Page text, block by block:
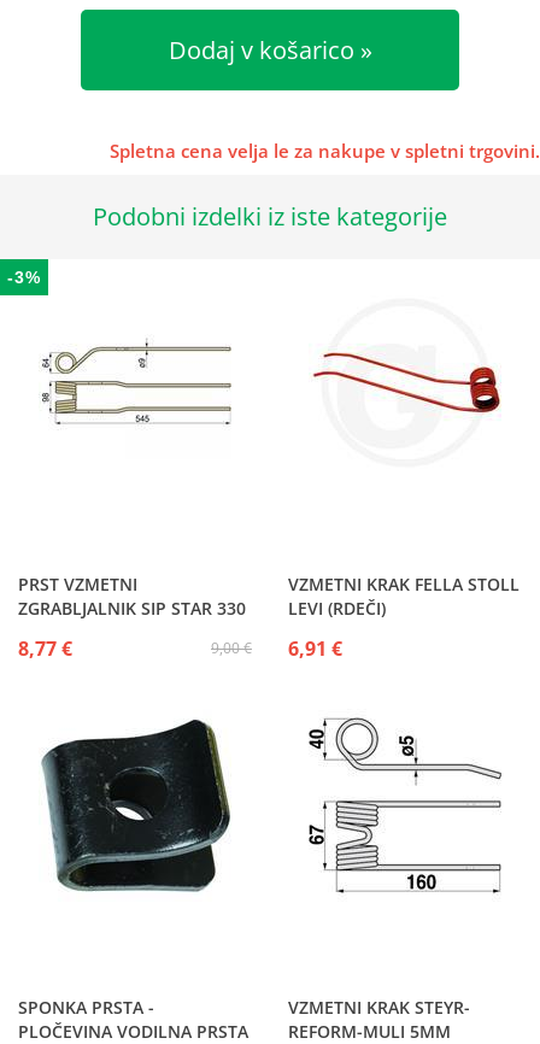
Dodaj v košarico
Spletna cena velja le za nakupe v spletni trgovini.
Podobni izdelki iz iste kategorije
-3%
PRST VZMETNI
ZGRABLJALNIK SIP STAR 330
350A - 380
9,00 €
8,77 €
VZMETNI KRAK FELLA STOLL
LEVI (RDEČI)
6,91 €
SPONKA PRSTA -
PLOČEVINA VODILNA PRSTA
VZMETNI KRAK STEYR-
REFORM-MULI 5MM